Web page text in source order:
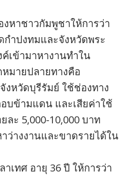
หาชาวกัมพูชาให้การว่า
กำปงทมและจังหวัดพระ
เข้ามาหางานทำใน
มายปลายทางคือ
งหวัดบุรีรัมย์ ใช้ช่องทาง
บข้ามแดน และเสียค่าใช้
ะ 5,000-10,000 บาท
ว่างงานและขาดรายได้ใน
เทศ อายุ 36 ปี ให้การว่า